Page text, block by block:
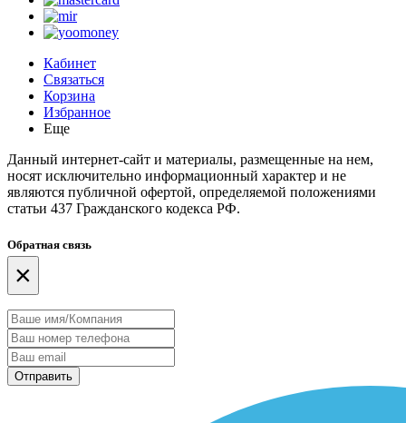
Кабинет
Связаться
Корзина
Избранное
Еще
Данный интернет-сайт и материалы, размещенные на нем,
носят исключительно информационный характер и не
являются публичной офертой, определяемой положениями
статьи 437 Гражданского кодекса РФ.
Обратная связь
×
Отправить